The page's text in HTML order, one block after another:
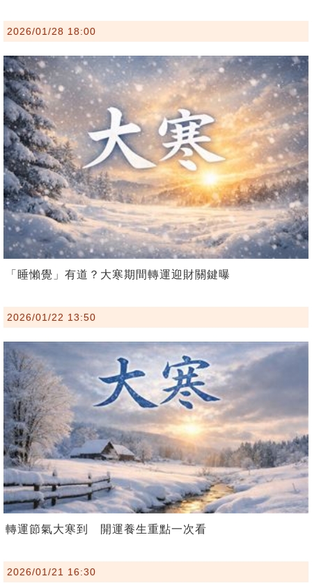
2026/01/28 18:00
「睡懶覺」有道？大寒期間轉運迎財關鍵曝
2026/01/22 13:50
轉運節氣大寒到 開運養生重點一次看
2026/01/21 16:30